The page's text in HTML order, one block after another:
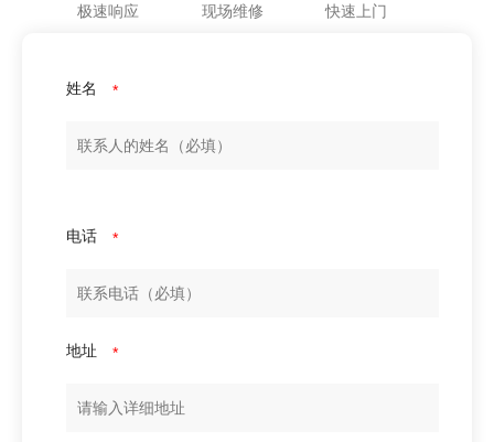
极速响应
现场维修
快速上门
姓名 *
电话 *
地址 *